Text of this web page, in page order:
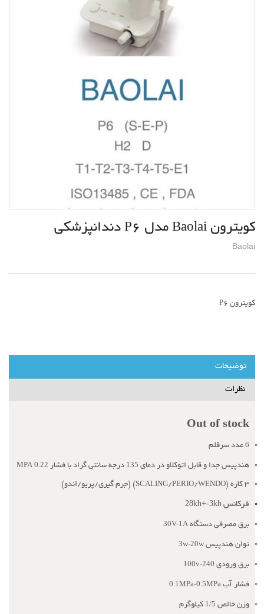
کویترون Baolai مدل P6 دندانپزشکی
Baolai
کویترون P6
توضیحات
نظرات
Out of stock
6 عدد سرقلم
هندپیس جدا و قابل اتوکلاو در دمای 135 درجه سانتی گراد با فشار 0.22 MPA
3 کاره (SCALING/PERIO/WENDO) (جرم گیری/پریو/اندو)
فرکانس 28kh+-3kh
برق مصرفی دستگاه 30V-1A
توان هندپیس
برق ورودی
فشار آب 0.1MPa-0.5MPa
وزن خالص 1/5 کیلوگرم